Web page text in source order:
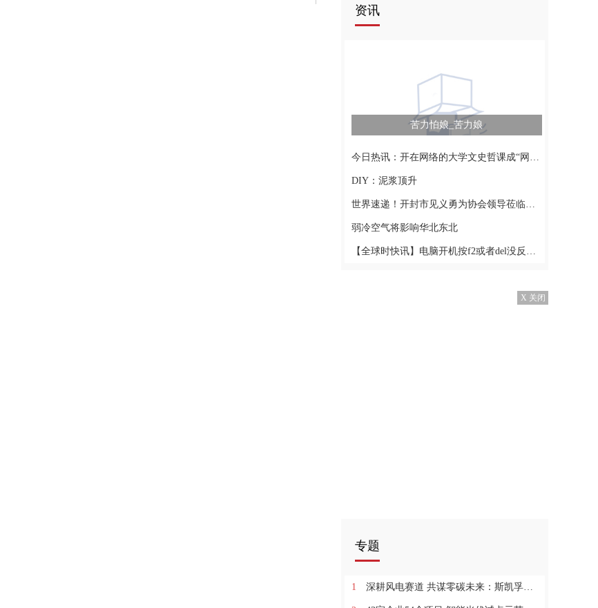
资讯
苦力怕娘_苦力娘
今日热讯：开在网络的大学文史哲课成“网红课”
DIY：泥浆顶升
世界速递！开封市见义勇为协会领导莅临我市调研观摩
弱冷空气将影响华北东北
【全球时快讯】电脑开机按f2或者del没反应_电脑开机按f2
X 关闭
专题
1 深耕风电赛道 共谋零碳未来：斯凯孚集团CEO拜访南高齿集团